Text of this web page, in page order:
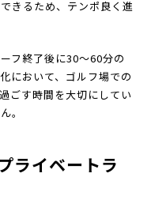
きるため、テンポ良く進
フ終了後に30〜60分の
において、ゴルフ場での
ごす時間を大切にしてい
。
ライベートラ